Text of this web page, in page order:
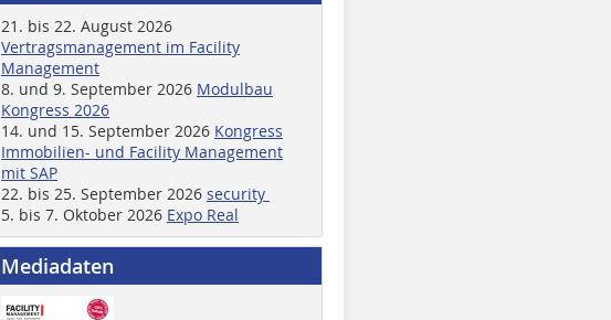
21. bis 22. August 2026
Vertragsmanagement im Facility
Management
8. und 9. September 2026 Modulbau
Kongress 2026
14. und 15. September 2026 Kongress
Immobilien- und Facility Management
mit SAP
22. bis 25. September 2026 security
5. bis 7. Oktober 2026 Expo Real
Mediadaten